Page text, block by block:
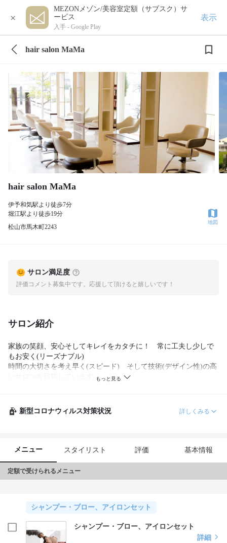
×
MEZONメゾン/美容室定額（サブスク）サ
ービス
入手 - Google Play
表示
hair salon MaMa
hair salon MaMa
伊予和気駅より徒歩7分
堀江駅より徒歩19分
松山市馬木町2243
地図
サロン満足度
評価コメント募集中です。応援して頂けると嬉しいです！
サロン紹介
家族の笑顔、安心そしてキレイをカタチに！　常に工夫し少しで
もお安く(リーズナブル)
時間の大切さを考え早く(スピード)　そして技術(デザイン性)の高
いサロンを目指しています。
新型コロナウィルス対策状況 詳しくみる
メニュー スタイリスト 評価 基本情報
定額で受けられるメニュー
シャンプー・ブロー、アイロンセット
シャンプー・ブロー、アイロンセット
詳細